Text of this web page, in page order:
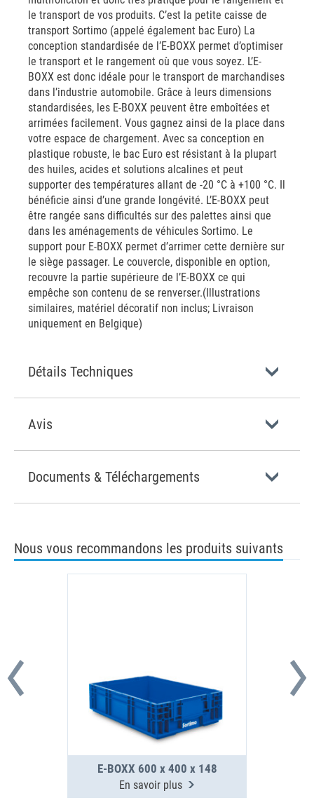
le transport de vos produits. C’est la petite caisse de
transport Sortimo (appelé également bac Euro) La
conception standardisée de l’E-BOXX permet d’optimiser
le transport et le rangement où que vous soyez. L’E-
BOXX est donc idéale pour le transport de marchandises
dans l’industrie automobile. Grâce à leurs dimensions
standardisées, les E-BOXX peuvent être emboîtées et
arrimées facilement. Vous gagnez ainsi de la place dans
votre espace de chargement. Avec sa conception en
plastique robuste, le bac Euro est résistant à la plupart
des huiles, acides et solutions alcalines et peut
supporter des températures allant de -20 °C à +100 °C. Il
bénéficie ainsi d’une grande longévité. L’E-BOXX peut
être rangée sans difficultés sur des palettes ainsi que
dans les aménagements de véhicules Sortimo. Le
support pour E-BOXX permet d’arrimer cette dernière sur
le siège passager. Le couvercle, disponible en option,
recouvre la partie supérieure de l’E-BOXX ce qui
empêche son contenu de se renverser.(Illustrations
similaires, matériel décoratif non inclus; Livraison
uniquement en Belgique)
Détails Techniques
Avis
Documents & Téléchargements
Nous vous recommandons les produits suivants
E-BOXX 600 x 400 x 148
En savoir plus